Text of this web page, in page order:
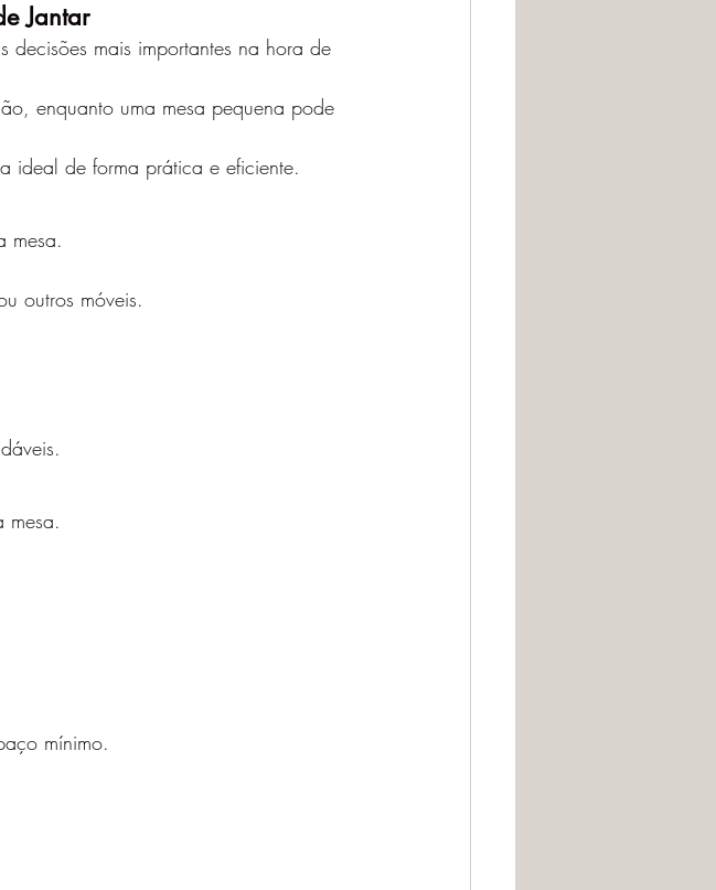
Jantar
decisões mais importantes na hora de
enquanto uma mesa pequena pode
ideal de forma prática e eficiente.
mesa.
outros móveis.
mesa.
mínimo.